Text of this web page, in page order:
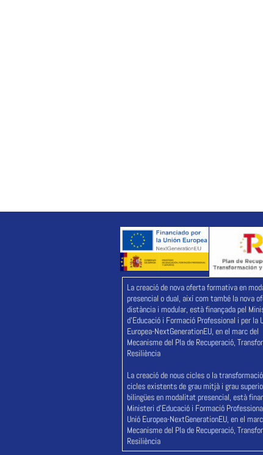
La creació de nova oferta formativa en
presencial o dual, així com també la nova
distància i modular, està finançada pel
d'Educació i Formació Professional i per la
Europea-NextGenerationEU, en el marc del
Mecanisme del Pla de Recuperació,
Resiliència
La creació de nous cicles o la
cicles existents de grau mitjà i grau
bilingües en modalitat presencial, està
Ministeri d'Educació i Formació
Unió Europea-NextGenerationEU, en el
Mecanisme del Pla de Recuperació,
Resiliència